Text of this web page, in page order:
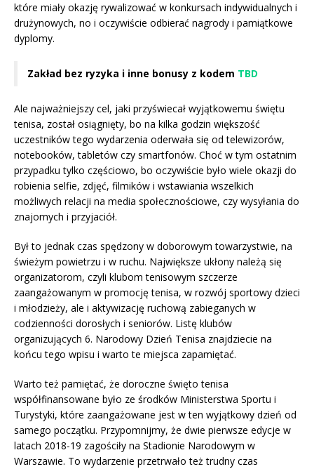
które miały okazję rywalizować w konkursach indywidualnych i
drużynowych, no i oczywiście odbierać nagrody i pamiątkowe
dyplomy.
Zakład bez ryzyka i inne bonusy z kodem TBD
Ale najważniejszy cel, jaki przyświecał wyjątkowemu świętu
tenisa, został osiągnięty, bo na kilka godzin większość
uczestników tego wydarzenia oderwała się od telewizorów,
notebooków, tabletów czy smartfonów. Choć w tym ostatnim
przypadku tylko częściowo, bo oczywiście było wiele okazji do
robienia selfie, zdjęć, filmików i wstawiania wszelkich
możliwych relacji na media społecznościowe, czy wysyłania do
znajomych i przyjaciół.
Był to jednak czas spędzony w doborowym towarzystwie, na
świeżym powietrzu i w ruchu. Największe ukłony należą się
organizatorom, czyli klubom tenisowym szczerze
zaangażowanym w promocję tenisa, w rozwój sportowy dzieci
i młodzieży, ale i aktywizację ruchową zabieganych w
codzienności dorosłych i seniorów. Listę klubów
organizujących 6. Narodowy Dzień Tenisa znajdziecie na
końcu tego wpisu i warto te miejsca zapamiętać.
Warto też pamiętać, że doroczne święto tenisa
współfinansowane było ze środków Ministerstwa Sportu i
Turystyki, które zaangażowane jest w ten wyjątkowy dzień od
samego początku. Przypomnijmy, że dwie pierwsze edycje w
latach 2018-19 zagościły na Stadionie Narodowym w
Warszawie. To wydarzenie przetrwało też trudny czas